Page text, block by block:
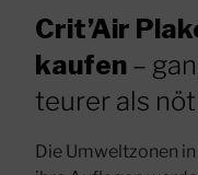
Crit’Air
kaufen –
teurer als
Die Umweltzonen